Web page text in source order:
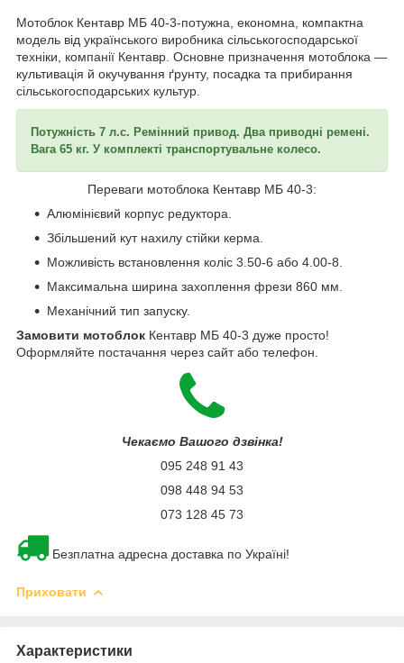
Мотоблок Кентавр МБ 40-3-потужна, економна, компактна
модель від українського виробника сільськогосподарської
техніки, компанії Кентавр. Основне призначення мотоблока —
культивація й окучування ґрунту, посадка та прибирання
сільськогосподарських культур.
Потужність 7 л.с. Ремінний привод. Два приводні ремені.
Вага 65 кг. У комплекті транспортувальне колесо.
Переваги мотоблока Кентавр МБ 40-3:
Алюмінієвий корпус редуктора.
Збільшений кут нахилу стійки керма.
Можливість встановлення коліс 3.50-6 або 4.00-8.
Максимальна ширина захоплення фрези 860 мм.
Механічний тип запуску.
Замовити мотоблок Кентавр МБ 40-3 дуже просто!
Оформляйте постачання через сайт або телефон.
Чекаємо Вашого дзвінка!
095 248 91 43
098 448 94 53
073 128 45 73
Безплатна адресна доставка по Україні!
Приховати
Характеристики